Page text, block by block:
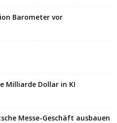
Barometer vor
Milliarde Dollar in KI
Messe-Geschäft ausbauen